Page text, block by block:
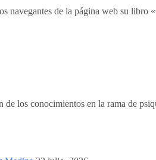
de la página web su
los conocimientos en la rama de